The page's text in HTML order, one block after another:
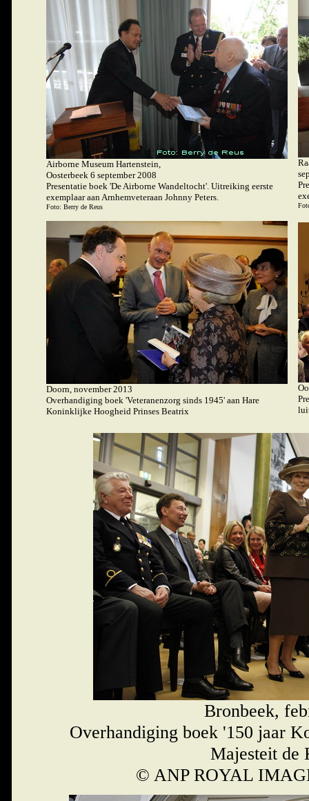
Airborne Museum Hartenstein,
Oosterbeek 6 september 2008
Presentatie boek 'De Airborne Wandeltocht'. Uitreiking eerste
exemplaar aan Arnhemveteraan Johnny Peters.
Foto: Berry de Reus
Doorn, november 2013
Overhandiging boek 'Veteranenzorg sinds 1945' aan Hare
Koninklijke Hoogheid Prinses Beatrix
Bronbeek,
Overhandiging boek '150 jaar
Majesteit de
© ANP ROYAL